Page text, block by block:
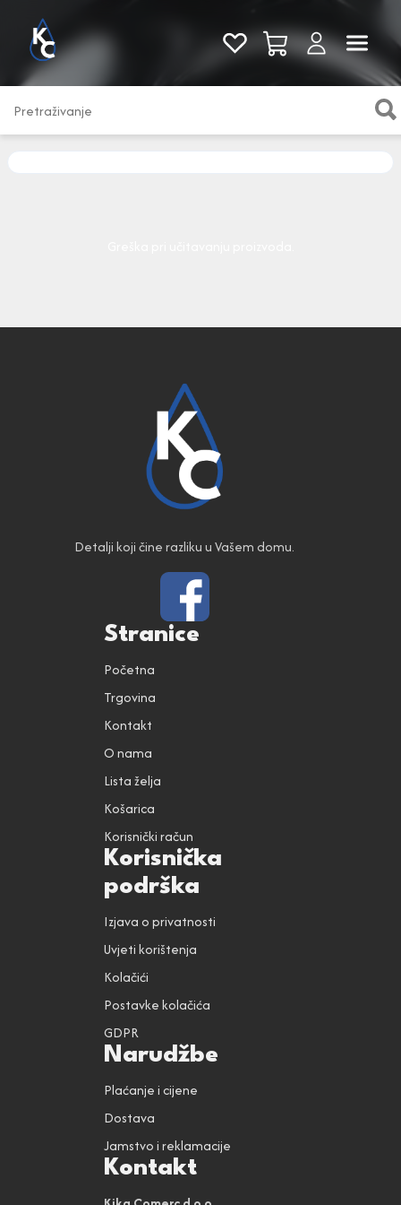
Pogledaj sve
Detalji koji čine razliku u Vašem domu.
Stranice
Početna
Trgovina
Kontakt
O nama
Lista želja
Košarica
Korisnički račun
Korisnička
podrška
Izjava o privatnosti
Uvjeti korištenja
Kolačići
Postavke kolačića
GDPR
Narudžbe
Plaćanje i cijene
Dostava
Jamstvo i reklamacije
Kontakt